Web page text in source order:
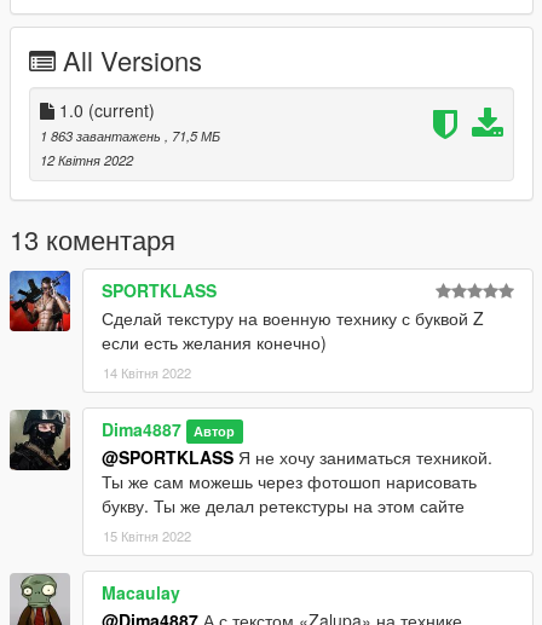
Установка:
GTAV>mods>update>x64>dlcpacks>addonpeds>dlc.rpf>peds.r
pf
- запустить Addonpeds (от имени администратора)
- Нажмите «New Ped» введите имя "RUS_Army" и
"UKR_Army"
- Установите тип PED на «Male» и Is Streamed «False».
- Нажмите Rebuild.
- Готово!
All Versions
1.0 (current)
1 863 завантажень
, 71,5 МБ
12 Квітня 2022
13 коментаря
SPORTKLASS
Сделай текстуру на военную технику с буквой Z
если есть желания конечно)
14 Квітня 2022
Dima4887 Автор
@SPORTKLASS Я не хочу заниматься техникой.
Ты же сам можешь через фотошоп нарисовать
букву. Ты же делал ретекстуры на этом сайте
15 Квітня 2022
Macaulay